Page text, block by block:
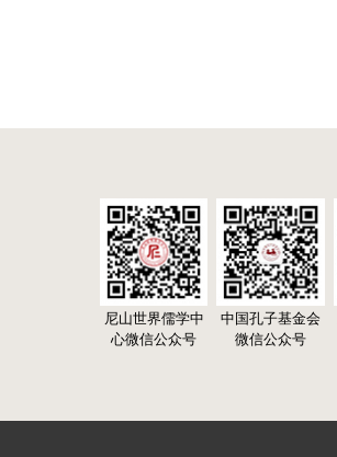
尼山世界儒学中
心微信公众号
中国孔子基金会
微信公众号